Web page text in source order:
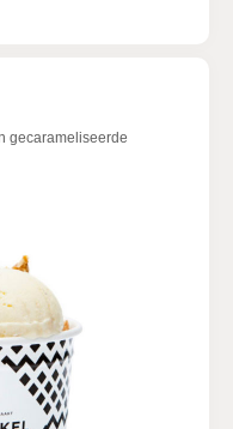
gecarameliseerde